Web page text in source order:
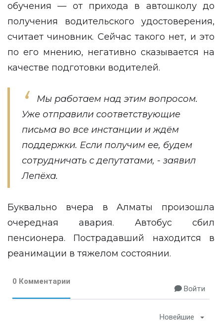
обучения — от прихода в автошколу до
получения водительского удостоверения,
считает чиновник. Сейчас такого нет, и это
по его мнению, негативно сказывается на
качестве подготовки водителей.
Мы работаем над этим вопросом.
Уже отправили соответствующие
письма во все инстанции и ждём
поддержки. Если получим ее, будем
сотрудничать с депутатами, - заявил
Лепёха.
Буквально вчера в Алматы произошла
очередная авария. Автобус сбил
пенсионера. Пострадавший находится в
реанимации в тяжелом состоянии.
0 Комментарии
Войти
Новейшие